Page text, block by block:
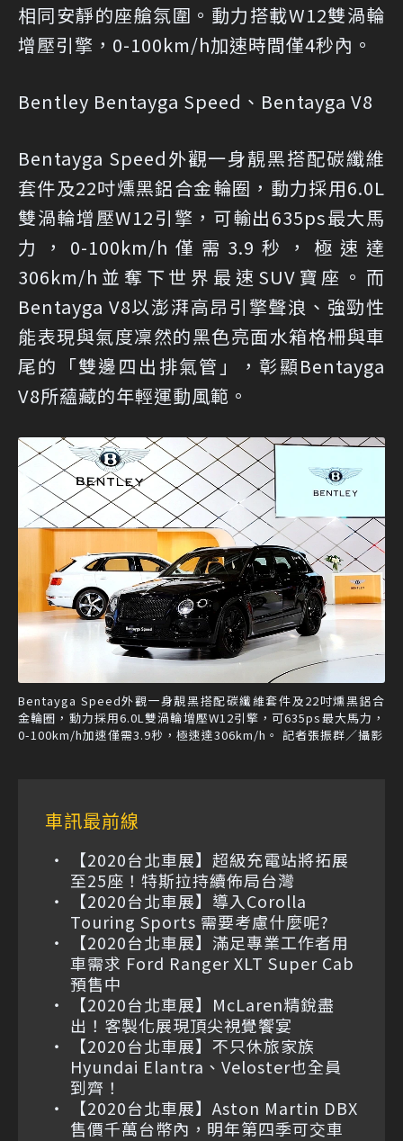
相同安靜的座艙氛圍。動力搭載W12雙渦輪
增壓引擎，0-100km/h加速時間僅4秒內。
Bentley Bentayga Speed、Bentayga V8
Bentayga Speed外觀一身靚黑搭配碳纖維
套件及22吋燻黑鋁合金輪圈，動力採用6.0L
雙渦輪增壓W12引擎，可輸出635ps最大馬
力，0-100km/h僅需3.9秒，極速達
306km/h並奪下世界最速SUV寶座。而
Bentayga V8以澎湃高昂引擎聲浪、強勁性
能表現與氣度凜然的黑色亮面水箱格柵與車
尾的「雙邊四出排氣管」，彰顯Bentayga
V8所蘊藏的年輕運動風範。
Bentayga Speed外觀一身靚黑搭配碳纖維套件及22吋燻黑鋁合
金輪圈，動力採用6.0L雙渦輪增壓W12引擎，可635ps最大馬力，
0-100km/h加速僅需3.9秒，極速達306km/h。 記者張振群／攝影
車訊最前線
【2020台北車展】超級充電站將拓展
至25座！特斯拉持續佈局台灣
【2020台北車展】導入Corolla
Touring Sports 需要考慮什麼呢?
【2020台北車展】滿足專業工作者用
車需求 Ford Ranger XLT Super Cab
預售中
【2020台北車展】McLaren精銳盡
出！客製化展現頂尖視覺饗宴
【2020台北車展】不只休旅家族
Hyundai Elantra、Veloster也全員
到齊！
【2020台北車展】Aston Martin DBX
售價千萬台幣內，明年第四季可交車